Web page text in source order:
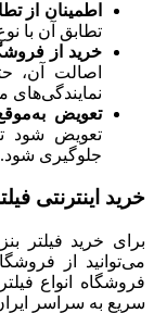
اطمینان از
تطابق آن با
خرید از
اصالت آن،
نمایندگی‌های
تعویض
تعویض شود
جلوگیری شود.
خرید اینترنتی
برای خرید فیلتر
می‌توانید از
فروشگاه انواع
سریع به سراسر